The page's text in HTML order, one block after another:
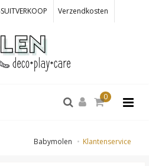
Verzendkosten
0
Babymolen Klantenservice